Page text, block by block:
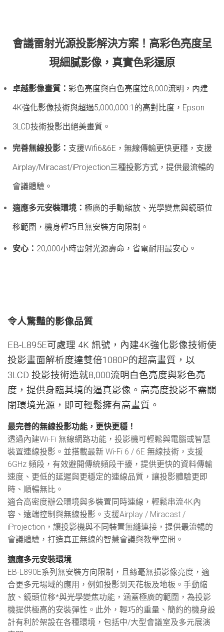
會議雷射光源投影解決方案！高彩色亮度呈
現細膩影像，真實色彩還原
卓越影像畫質： 彩色亮度與白色亮度達8,000流明，內建
4K強化影像技術與超過5,000,000:1的高對比度，Epson
3LCD技術投影出絕美畫質。
完善無線投影 ： 支援Wifi6&6E，無線傳輸更快更穩，支援
Airplay/Miracast/iProjection三種投影方式，提供最流暢的
會議體驗。
適應多元安裝環境： 極廣的手動縮放、光學變焦與鏡頭位
移範圍，機身輕巧且無安裝方向限制。
安心： 20,000小時雷射光源壽命，省電耐用最安心。
令人驚豔的影像品質
EB-L895E可處理 4K 訊號，內建4K強化影像技術使
投影畫面解析度達雙倍1080P的超高畫質，以
3LCD 投影技術造就8,000流明白色亮度與彩色亮
度，提供身臨其境的逼真影像。高亮度投影不需關
閉環境光源，即可輕鬆擁有高畫質。
最完善的無線投影功能，更快更穩！
透過內建Wi-Fi 無線網路功能，投影機可輕鬆與電腦或智慧
裝置連線投影。並搭載最新 Wi-Fi 6 / 6E 無線技術，支援
6GHz 頻段，有效避開傳統頻段干擾，提供更快的資料傳輸
速度、更低的延遲與更穩定的連線品質，讓投影體驗更即
時、順暢無比。
適合高密度辦公環境與多裝置同時連線，輕鬆串流4K內
容、遠端控制與無線投影。支援Airplay / Miracast /
iProjection，讓投影機與不同裝置無縫連接，提供最流暢的
會議體驗，打造真正無線的智慧會議與教學空間。
適應多元安裝環境
EB-L890E系列無安裝方向限制，且絲毫無損影像亮度，適
合更多元場域的應用，例如投影到天花板及地板。手動縮
放、鏡頭位移*與光學變焦功能，涵蓋極廣的範圍，為投影
機提供極高的安裝彈性。此外，輕巧的重量、簡約的機身設
計有利於架設在各種環境，包括中/大型會議室及多元展演